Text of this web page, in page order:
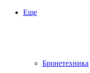
Еще
Бронетехника